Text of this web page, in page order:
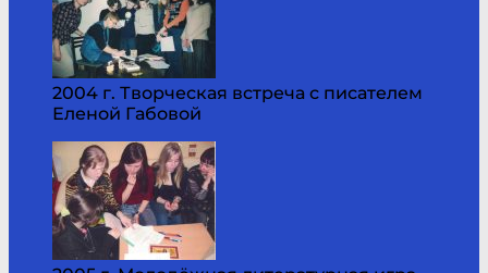
2004 г. Творческая встреча с писателем
Еленой Габовой